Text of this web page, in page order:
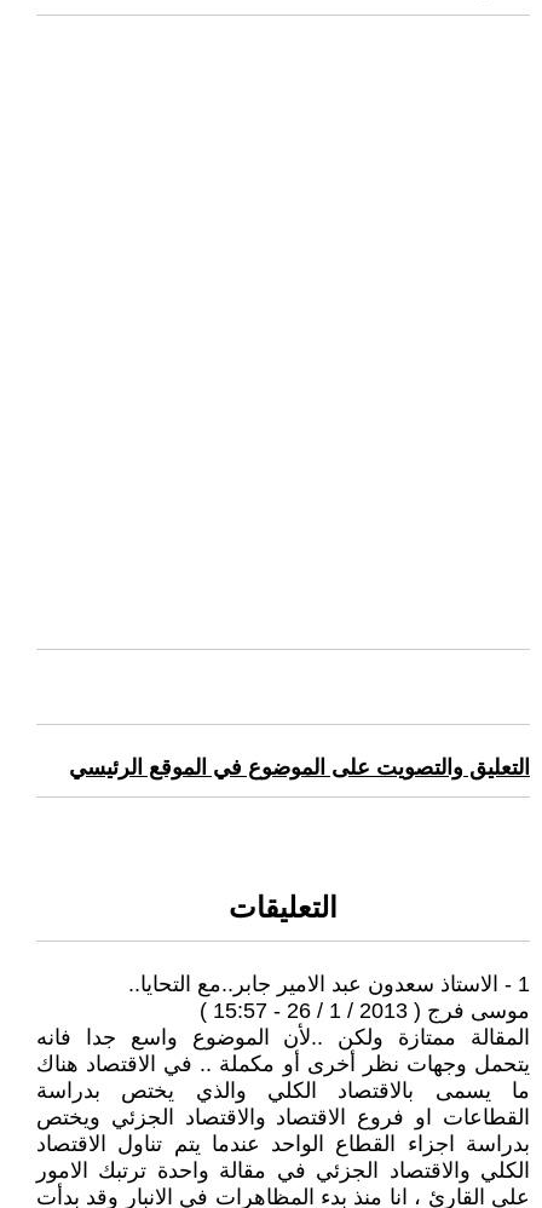
التعليق والتصويت على الموضوع في الموقع الرئيسي
التعليقات
1 - الاستاذ سعدون عبد الامير جابر..مع التحايا..
موسى فرج ( 2013 / 1 / 26 - 15:57 )
المقالة ممتازة ولكن ..لأن الموضوع واسع جدا فانه
يتحمل وجهات نظر أخرى أو مكملة .. في الاقتصاد هناك
ما يسمى بالاقتصاد الكلي والذي يختص بدراسة
القطاعات او فروع الاقتصاد والاقتصاد الجزئي ويختص
بدراسة اجزاء القطاع الواحد عندما يتم تناول الاقتصاد
الكلي والاقتصاد الجزئي في مقالة واحدة ترتبك الامور
على القارئ ، انا منذ بدء المظاهرات في الانبار وقد بدأت